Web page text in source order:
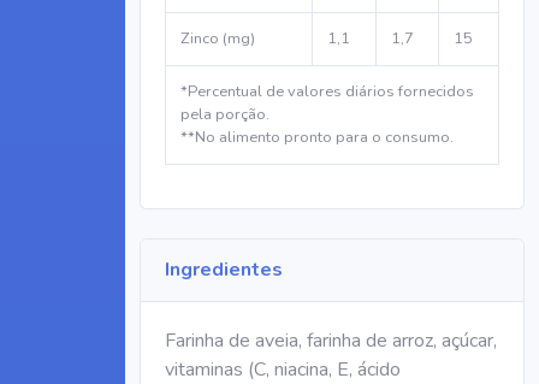
Zinco (mg) 1,1 1,7 15
*Percentual de valores diários fornecidos
pela porção.
**No alimento pronto para o consumo.
Ingredientes
Farinha de aveia, farinha de arroz, açúcar,
vitaminas (C, niacina, E, ácido